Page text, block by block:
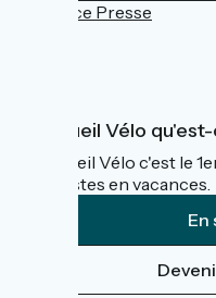
Espace Presse
Accueil Vélo
Accueil Vélo c'est le
cyclistes en vacances.
En